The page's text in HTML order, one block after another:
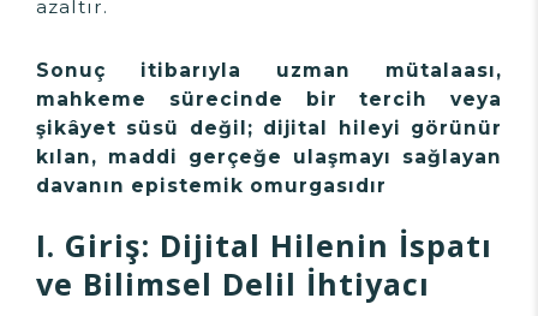
azaltır.
Sonuç itibarıyla uzman mütalaası,
mahkeme sürecinde bir tercih veya
şikâyet süsü değil; dijital hileyi görünür
kılan, maddi gerçeğe ulaşmayı sağlayan
davanın epistemik omurgasıdır
I. Giriş: Dijital Hilenin İspatı
ve Bilimsel Delil İhtiyacı